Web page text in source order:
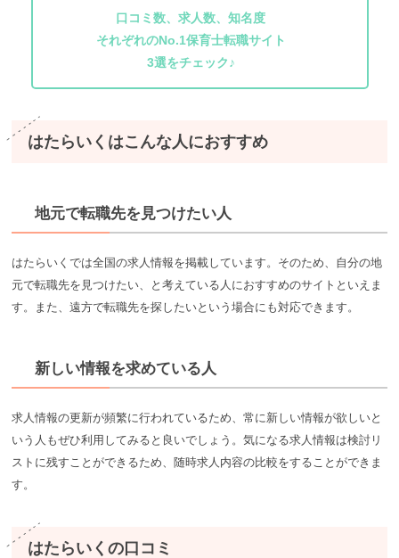
口コミ数、求人数、知名度
それぞれのNo.1保育士転職サイト
3選をチェック♪
はたらいくはこんな人におすすめ
地元で転職先を見つけたい人
はたらいくでは全国の求人情報を掲載しています。そのため、自分の地
元で転職先を見つけたい、と考えている人におすすめのサイトといえま
す。また、遠方で転職先を探したいという場合にも対応できます。
新しい情報を求めている人
求人情報の更新が頻繁に行われているため、常に新しい情報が欲しいと
いう人もぜひ利用してみると良いでしょう。気になる求人情報は検討リ
ストに残すことができるため、随時求人内容の比較をすることができま
す。
はたらいくの口コミ